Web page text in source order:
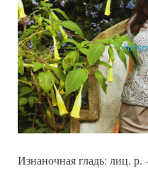
Изнаночная гладь: лиц.